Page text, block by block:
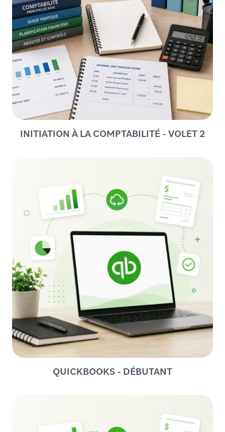
INITIATION À LA COMPTABILITÉ - VOLET 2
QUICKBOOKS - DÉBUTANT